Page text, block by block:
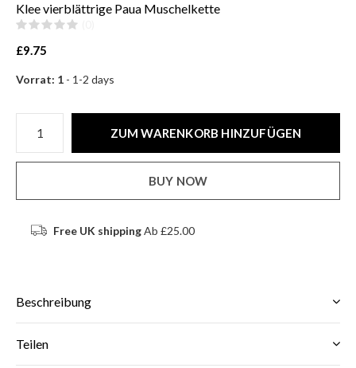
Klee vierblättrige Paua Muschelkette
£9.75
Vorrat: 1 - 1-2 days
ZUM WARENKORB HINZUFÜGEN
BUY NOW
Free UK shippingAb £25.00
Beschreibung
Teilen